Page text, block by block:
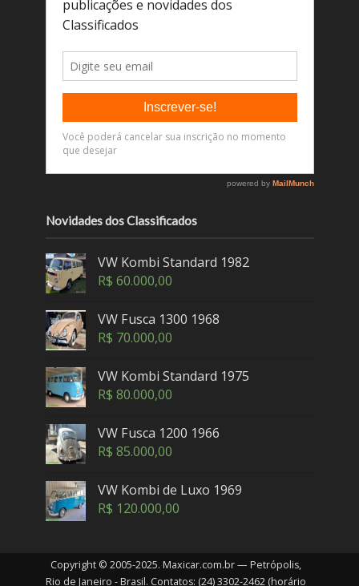
Novidades dos Classificados
VW Kombi Standard 1982
R$ 60.000,00
VW Fusca 1300 1968
R$ 70.000,00
VW Kombi Standard 1975
R$ 80.000,00
VW Fusca 1200 1966
R$ 85.000,00
VW Kombi de Luxo 1969
R$ 120.000,00
Copyright © 2005-2025. Maxicar.com.br — Petrópolis,
Rio de Janeiro - Brasil. Contatos: (24) 3302-2462 (horário